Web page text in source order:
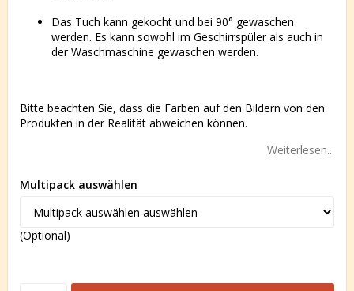
Das Tuch kann gekocht und bei 90° gewaschen
werden. Es kann sowohl im Geschirrspüler als auch in
der Waschmaschine gewaschen werden.
Bitte beachten Sie, dass die Farben auf den Bildern von den
Produkten in der Realität abweichen können.
Weiterlesen...
Multipack auswählen
(Optional)